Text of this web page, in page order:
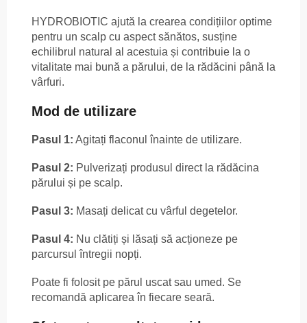
HYDROBIOTIC ajută la crearea condițiilor optime
pentru un scalp cu aspect sănătos, susține
echilibrul natural al acestuia și contribuie la o
vitalitate mai bună a părului, de la rădăcini până la
vârfuri.
Mod de utilizare
Pasul 1: Agitați flaconul înainte de utilizare.
Pasul 2: Pulverizați produsul direct la rădăcina
părului și pe scalp.
Pasul 3: Masați delicat cu vârful degetelor.
Pasul 4: Nu clătiți și lăsați să acționeze pe
parcursul întregii nopți.
Poate fi folosit pe părul uscat sau umed. Se
recomandă aplicarea în fiecare seară.